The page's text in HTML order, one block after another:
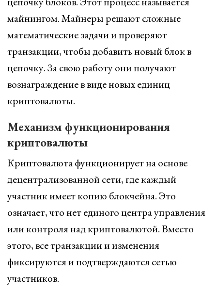
майнингом. Майнеры решают сложные
математические задачи и проверяют
транзакции, чтобы добавить новый блок в
цепочку. За свою работу они получают
вознаграждение в виде новых единиц
криптовалюты.
Механизм функционирования
криптовалюты
Криптовалюта функционирует на основе
децентрализованной сети, где каждый
участник имеет копию блокчейна. Это
означает, что нет единого центра управления
или контроля над криптовалютой. Вместо
этого, все транзакции и изменения
фиксируются и подтверждаются сетью
участников.